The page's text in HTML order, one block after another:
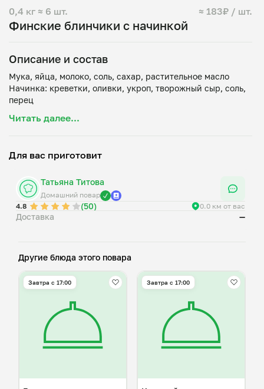
Финские блинчики с начинкой
0,4 кг ≈ 6 шт. ≈ 183₽ / шт.
Описание и состав
Мука, яйца, молоко, соль, сахар, растительное масло
Начинка: креветки, оливки, укроп, творожный сыр, соль,
Читать далее...
Для вас приготовит
Татьяна Титова
Домашний повар
4.8
(50) 0.0 км от вас
Доставка —
Другие блюда этого повара
Завтра c 17:00 Завтра c 17:00